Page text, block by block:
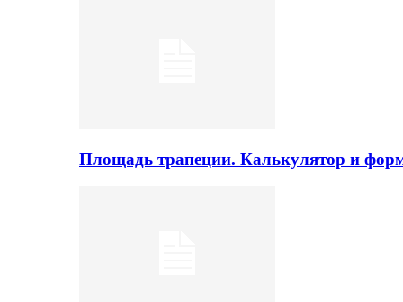
Площадь трапеции. Калькулятор и